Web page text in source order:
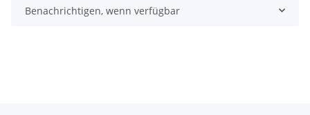
Benachrichtigen, wenn verfügbar